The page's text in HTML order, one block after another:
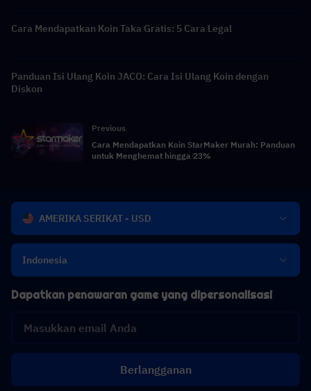
Cara Mendapatkan Koin Taka Gratis: 5 Cara Legal
Panduan Isi Ulang Koin JACO: Cara Isi Ulang Koin dengan
Diskon
Previous
Cara Mendapatkan Koin StarMaker Murah: Panduan
untuk Menghemat hingga 23%
AMERIKA SERIKAT - USD
Indonesia
Dapatkan penawaran game yang dipersonalisasi
Berlangganan